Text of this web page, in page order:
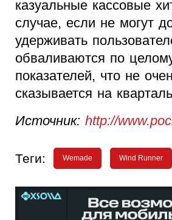
казуальные кассовые
случае, если не могут
удерживать
обваливаются по
показателей, что не
сказывается на
Источник: http://
Теги: Wemade Wind Runner